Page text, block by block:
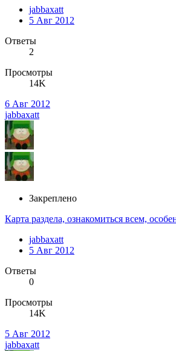
jabbaxatt
5 Авг 2012
Ответы
2
Просмотры
14K
6 Авг 2012
jabbaxatt
Закреплено
Карта раздела, ознакомиться всем,
jabbaxatt
5 Авг 2012
Ответы
0
Просмотры
14K
5 Авг 2012
jabbaxatt